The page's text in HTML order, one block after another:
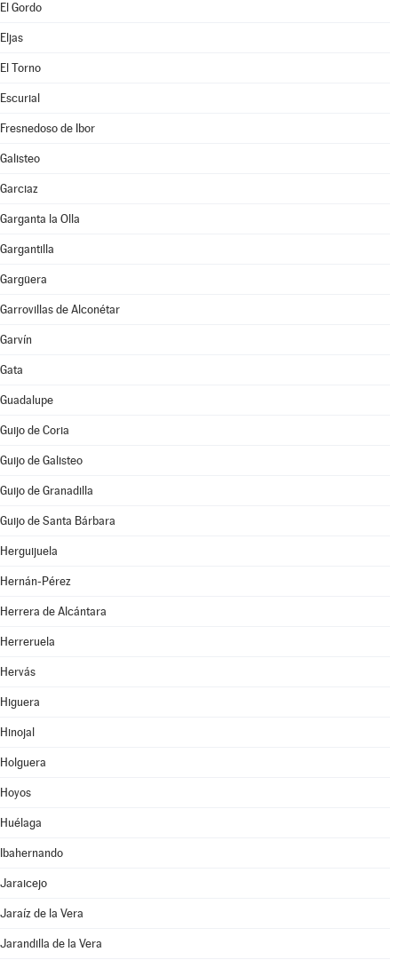
El Gordo
Eljas
El Torno
Escurial
Fresnedoso de Ibor
Galisteo
Garciaz
Garganta la Olla
Gargantilla
Gargüera
Garrovillas de Alconétar
Garvín
Gata
Guadalupe
Guijo de Coria
Guijo de Galisteo
Guijo de Granadilla
Guijo de Santa Bárbara
Herguijuela
Hernán-Pérez
Herrera de Alcántara
Herreruela
Hervás
Higuera
Hinojal
Holguera
Hoyos
Huélaga
Ibahernando
Jaraicejo
Jaraíz de la Vera
Jarandilla de la Vera